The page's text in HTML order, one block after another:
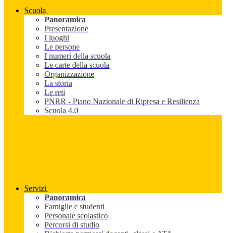
Scuola
Panoramica
Presentazione
I luoghi
Le persone
I numeri della scuola
Le carte della scuola
Organizzazione
La storia
Le reti
PNRR - Piano Nazionale di Ripresa e Resilienza
Scuola 4.0
Servizi
Panoramica
Famiglie e studenti
Personale scolastico
Percorsi di studio